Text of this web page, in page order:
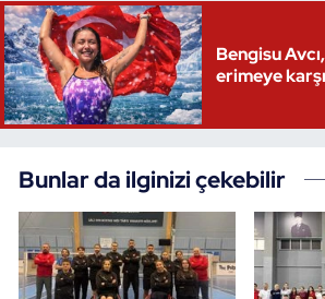
Bengisu
erimeye
Bunlar da ilginizi çekebilir
Su Topu
Sualtı Sporları
Triatlon